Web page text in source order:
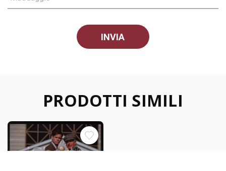
PRODOTTI SIMILI